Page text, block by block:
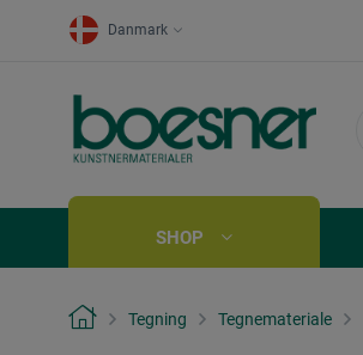
Danmark
SHOP
Tegning Tegnemateriale